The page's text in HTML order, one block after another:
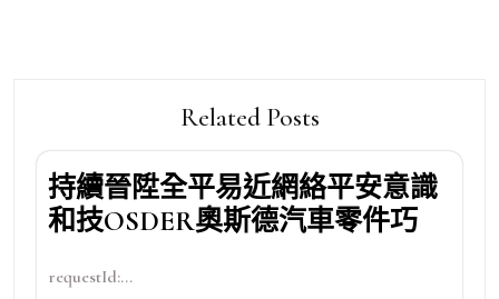
Related Posts
持續晉陞全平易近網絡平安意識
和技OSDER奧斯德汽車零件巧
requestId:...